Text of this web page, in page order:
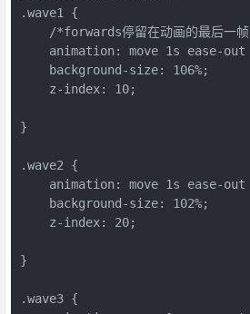
.wave1 {
/*forwards停留在动画的最后一
animation: move 1s ease-out
    background-size: 106%;
    z-index: 10;
}
.wave2 {
animation: move 1s ease-out
    background-size: 102%;
    z-index: 20;
}
.wave3 {